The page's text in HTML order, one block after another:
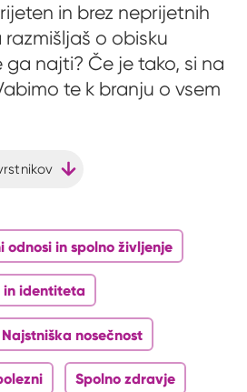
in brez neprijetnih
o obisku
ga najti? Če je tako, si na
te k branju o vsem
odnosi in spolno življenje
in identiteta
Najstniška nosečnost
Spolno zdravje